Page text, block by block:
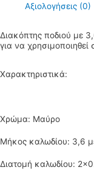
Αξιολογήσεις (0)
Διακόπτης ποδιού με
για να
Χαρακτηριστικά:
Χρώμα: Μαύρο
Μήκος καλωδίου: 3,6
Διατομή καλωδίου: